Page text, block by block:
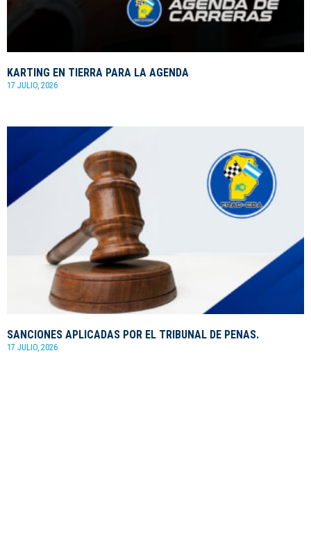
KARTING EN TIERRA PARA LA AGENDA
17 JULIO, 2026
SANCIONES APLICADAS POR EL TRIBUNAL DE PENAS.
17 JULIO, 2026